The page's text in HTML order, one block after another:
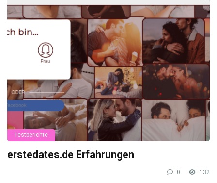
Testberichte
erstedates.de Erfahrungen
0 132